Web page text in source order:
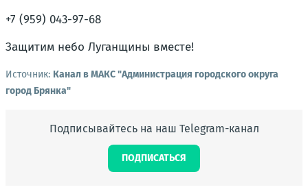
+7 (959) 043-97-68
Защитим небо Луганщины вместе!
Источник: Канал в МАКС "Администрация городского округа
город Брянка"
Подписывайтесь на наш Telegram-канал
ПОДПИСАТЬСЯ